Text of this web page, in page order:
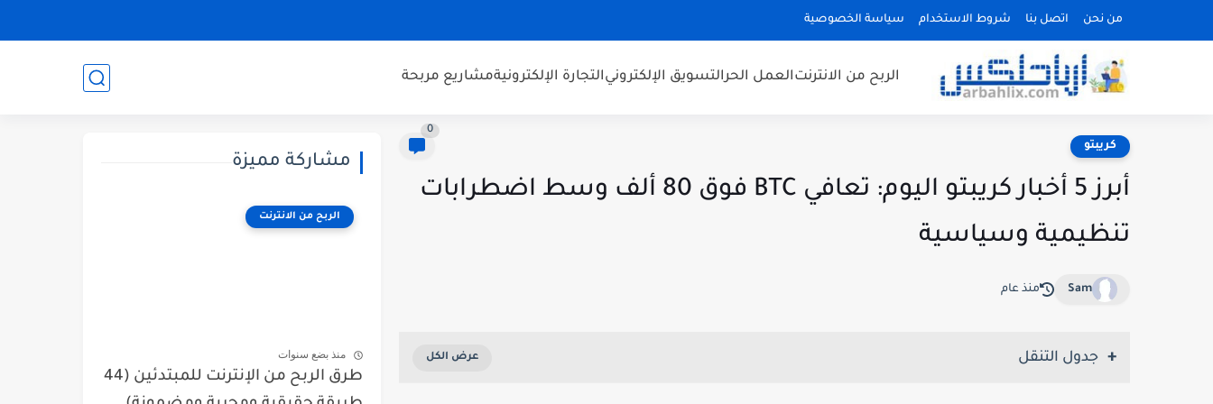
من نحن اتصل بنا شروط الاستخدام سياسة الخصوصية
الربح من الانترنتالعمل الحرالتسويق الإلكترونيالتجارة الإلكترونيةمشاريع مربحة
كريبتو
0
أبرز 5 أخبار كريبتو اليوم: تعافي BTC فوق 80 ألف وسط اضطرابات
تنظيمية وسياسية
Sam منذ عام
جدول التنقل
مشاركة مميزة
الربح من الانترنت
منذ بضع سنوات
طرق الربح من الإنترنت للمبتدئين (44